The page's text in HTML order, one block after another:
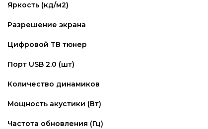
Яркость (кд/м2)
Разрешение экрана
Цифровой ТВ тюнер
Порт USB 2.0 (шт)
Количество динамиков
Мощность акустики (Вт)
Частота обновления (Гц)